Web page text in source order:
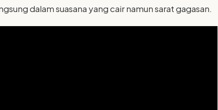
dalam suasana yang cair namun sarat gagasan.